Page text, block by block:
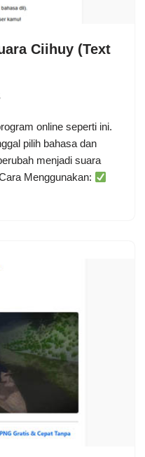
Ciihuy (Text
online seperti ini.
pilih bahasa dan
menjadi suara
Menggunakan: